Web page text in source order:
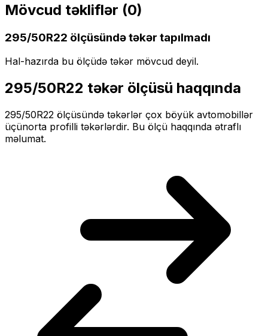
Mövcud təkliflər (0)
295/50R22 ölçüsündə təkər tapılmadı
Hal-hazırda bu ölçüdə təkər mövcud deyil.
295/50R22 təkər ölçüsü haqqında
295/50R22 ölçüsündə təkərlər çox böyük avtomobillər
üçünorta profilli təkərlərdir. Bu ölçü haqqında ətraflı
məlumat.